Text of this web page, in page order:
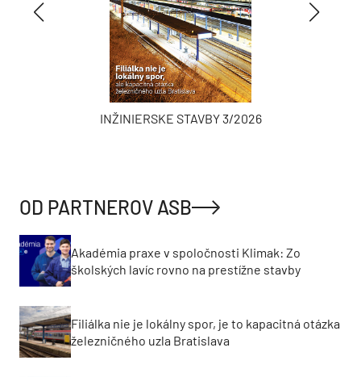
INŽINIERSKE STAVBY 3/2026
OD PARTNEROV ASB
Akadémia praxe v spoločnosti Klimak: Zo
školských lavíc rovno na prestížne stavby
Filiálka nie je lokálny spor, je to kapacitná otázka
železničného uzla Bratislava